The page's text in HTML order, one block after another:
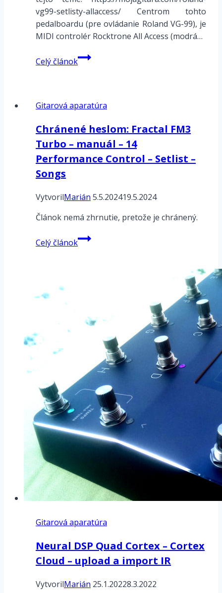
vg99-setlisty-allaccess/ Centrom tohto
pedalboardu (pre ovládanie Roland VG-99), je
MIDI controlér Rocktrone All Access (modrá…
Celý článokPedalboard
k
99
All
Access
MIDIcontroler
Gitarová aparatúra
Chránené heslom: Fractal FM3
Turbo – manuál – 14
Performance Control – Setlist –
Songs
VytvorilMarián 5.5.202419.5.2024
Článok nemá zhrnutie, pretože je chránený.
Celý článokChránené
heslom:
Performance
Control
Setlist
Songs
Gitarová aparatúra
Neural DSP Quad Cortex – Cortex
Cloud – upload a import IR
VytvorilMarián 25.1.20228.3.2022